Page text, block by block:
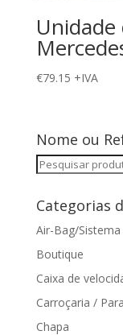
Unidade
€79.15 +IVA
Nome ou
Pesquisar
Categorias
Air-Bag/
Boutique
Caixa de
Carroçaria /
Chapa